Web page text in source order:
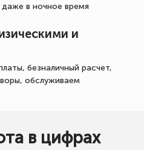
в ночное время
и
безналичный расчет,
обслуживаем
в цифрах